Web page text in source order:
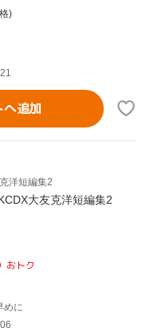
)
へ追加
洋短編集2
大友克洋短編集2
おトク
めに